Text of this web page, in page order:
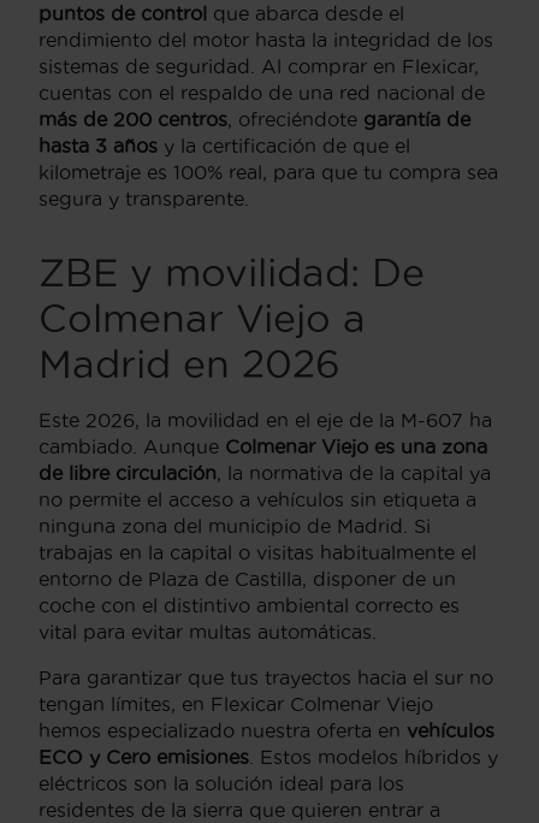
puntos de control que abarca desde el
rendimiento del motor hasta la integridad de los
sistemas de seguridad. Al comprar en Flexicar,
cuentas con el respaldo de una red nacional de
más de 200 centros , ofreciéndote garantía de
hasta 3 años y la certificación de que el
kilometraje es 100% real, para que tu compra sea
segura y transparente.
ZBE y movilidad: De
Colmenar Viejo a
Madrid en 2026
Este 2026, la movilidad en el eje de la M-607 ha
cambiado. Aunque Colmenar Viejo es una zona
de libre circulación , la normativa de la capital ya
no permite el acceso a vehículos sin etiqueta a
ninguna zona del municipio de Madrid. Si
trabajas en la capital o visitas habitualmente el
entorno de Plaza de Castilla, disponer de un
coche con el distintivo ambiental correcto es
vital para evitar multas automáticas.
Para garantizar que tus trayectos hacia el sur no
tengan límites, en Flexicar Colmenar Viejo
hemos especializado nuestra oferta en vehículos
ECO y Cero emisiones . Estos modelos híbridos y
eléctricos son la solución ideal para los
residentes de la sierra que quieren entrar a